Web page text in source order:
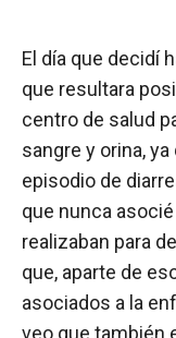
El día que decidí
que resultara
centro de salud
sangre y orina,
episodio de
que nunca asocié
realizaban para
que, aparte de
asociados a la
veo que también